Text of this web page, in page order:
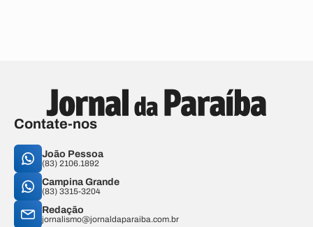
Contate-nos
João Pessoa
(83) 2106.1892
Campina Grande
(83) 3315-3204
Redação
jornalismo@jornaldaparaiba.com.br